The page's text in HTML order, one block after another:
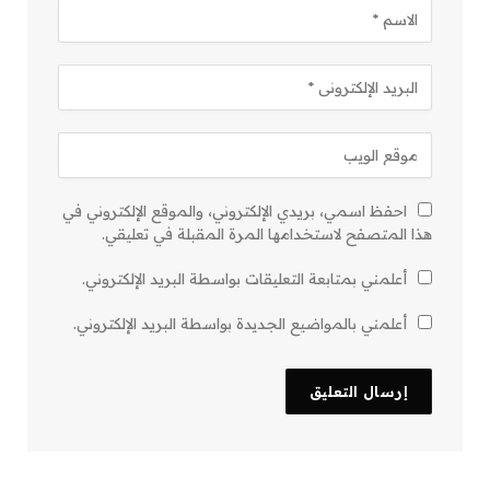
احفظ اسمي، بريدي الإلكتروني، والموقع الإلكتروني في
هذا المتصفح لاستخدامها المرة المقبلة في تعليقي.
أعلمني بمتابعة التعليقات بواسطة البريد الإلكتروني.
أعلمني بالمواضيع الجديدة بواسطة البريد الإلكتروني.